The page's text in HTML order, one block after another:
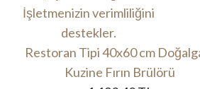
Restoran Tipi 40x60 cm
Kuzine Fırın Brülörü